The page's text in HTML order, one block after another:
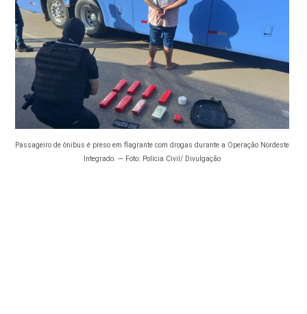
Passageiro de ônibus é preso em flagrante com drogas durante a Operação Nordeste
Integrado. — Foto: Polícia Civil/ Divulgação